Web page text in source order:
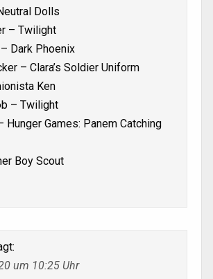
Dolls
– Twilight
Dark Phoenix
– Clara’s Soldier Uniform
Ken
– Twilight
Hunger Games: Panem Catching
Boy Scout
um 10:25 Uhr